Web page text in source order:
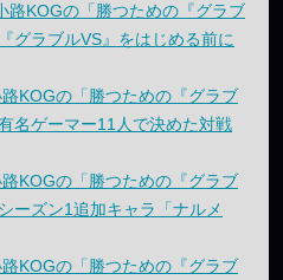
路KOGの「勝つための『グラブ
グラブルVS』をはじめる前に
路KOGの「勝つための『グラブ
名ゲーマー11人で決めた対戦
路KOGの「勝つための『グラブ
ーズン1追加キャラ「ナルメ
路KOGの「勝つための『グラブ